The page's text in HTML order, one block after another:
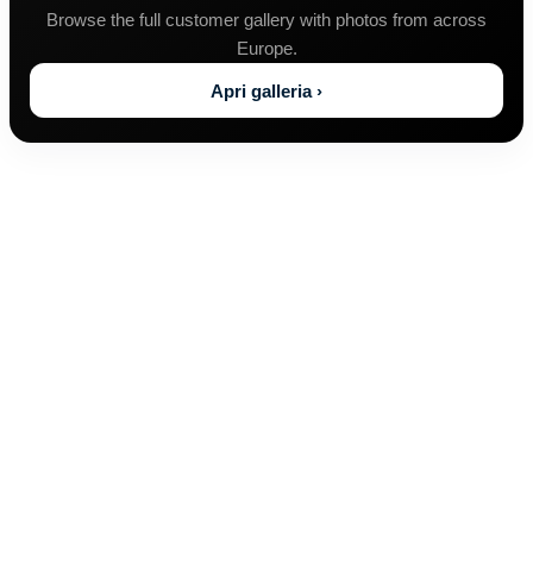
Browse the full customer gallery with photos from across
Europe.
Apri galleria ›